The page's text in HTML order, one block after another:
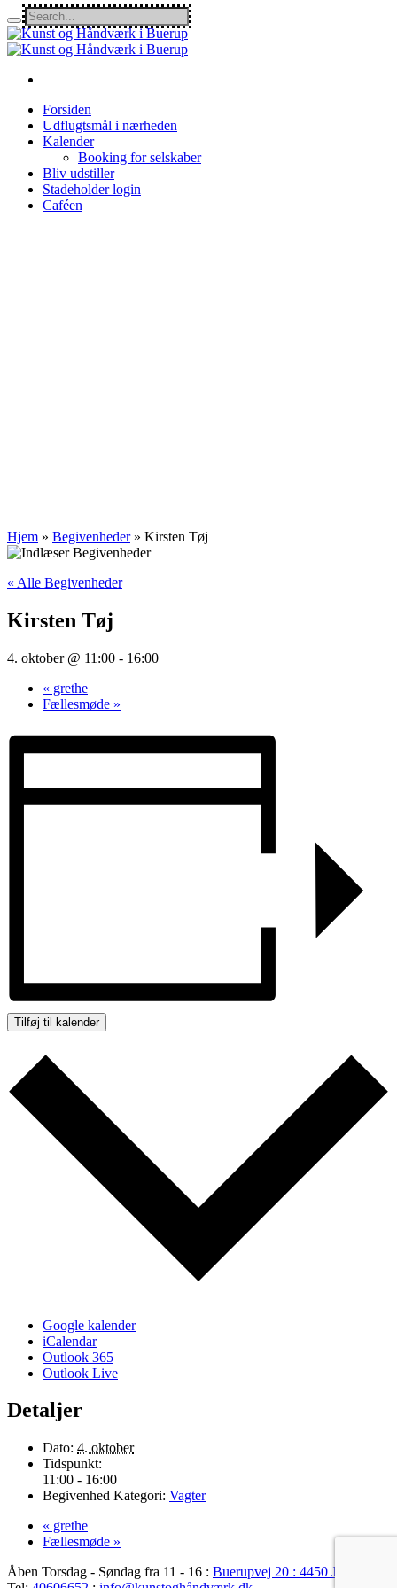
Forsiden
Udflugtsmål i nærheden
Kalender
Booking for selskaber
Bliv udstiller
Stadeholder login
Caféen
Hjem » Begivenheder» Kirsten Tøj
« Alle Begivenheder
Kirsten Tøj
4. oktober @ 11:00 - 16:00
« grethe
Fællesmøde »
Tilføj til kalender
Google kalender
iCalendar
Outlook 365
Outlook Live
Detaljer
Dato: 4. oktober
Tidspunkt:
11:00 - 16:00
Begivenhed Kategori: Vagter
« grethe
Fællesmøde »
Åben Torsdag - Søndag fra 11 - 16 : Buerupvej 20 : 4450 Jyderup